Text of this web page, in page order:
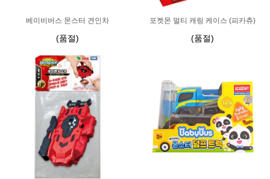
베이비버스 몬스터 견인차
(품절)
포켓몬 멀티 캐링 케이스 (피카츄)
(품절)